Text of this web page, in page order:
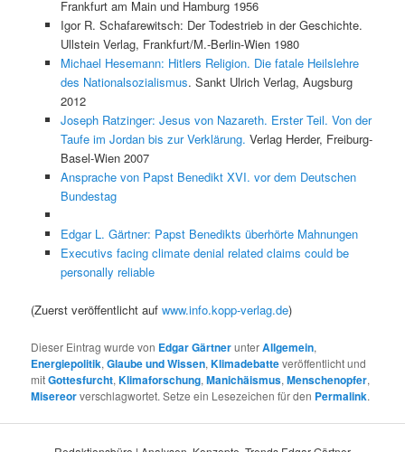
Frankfurt am Main und Hamburg 1956
Igor R. Schafarewitsch: Der Todestrieb in der Geschichte.
Ullstein Verlag, Frankfurt/M.-Berlin-Wien 1980
Michael Hesemann: Hitlers Religion. Die fatale Heilslehre
des Nationalsozialismus. Sankt Ulrich Verlag, Augsburg
2012
Joseph Ratzinger: Jesus von Nazareth. Erster Teil. Von der
Taufe im Jordan bis zur Verklärung. Verlag Herder, Freiburg-
Basel-Wien 2007
Ansprache von Papst Benedikt XVI. vor dem Deutschen
Bundestag
Edgar L. Gärtner: Papst Benedikts überhörte Mahnungen
Executivs facing climate denial related claims could be
personally reliable
(Zuerst veröffentlicht aufwww.info.kopp-verlag.de)
Dieser Eintrag wurde von Edgar GärtnerunterAllgemein,
Energiepolitik,Glaube und Wissen,Klimadebatteveröffentlicht und
mitGottesfurcht,Klimaforschung,Manichäismus,Menschenopfer,
Misereorverschlagwortet. Setze ein Lesezeichen für den Permalink.